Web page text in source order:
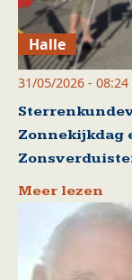
Halle
31/05/2026 - 08:24
Zonnekijkdag
Meer lezen